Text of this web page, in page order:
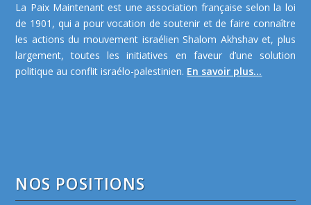
La Paix Maintenant est une association française selon la loi
de 1901, qui a pour vocation de soutenir et de faire connaître
les actions du mouvement israélien Shalom Akhshav et, plus
largement, toutes les initiatives en faveur d’une solution
politique au conflit israélo-palestinien. En savoir plus...
NOS POSITIONS